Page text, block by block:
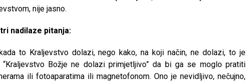
nije jasno.
nadilaze pitanja:
to Kraljevstvo dolazi, nego kako, na koji način, ne dolazi, to je
Božje ne dolazi primjetljivo” da bi ga se moglo pratiti
ili fotoaparatima ili magnetofonom. Ono je nevidljivo, nečujno,